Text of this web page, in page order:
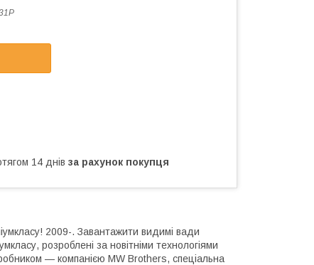
14 днів за рахунок покупця
2009-. Завантажити видимі вади
розроблені за новітніми технологіями
— компанією MW Brothers, спеціальна